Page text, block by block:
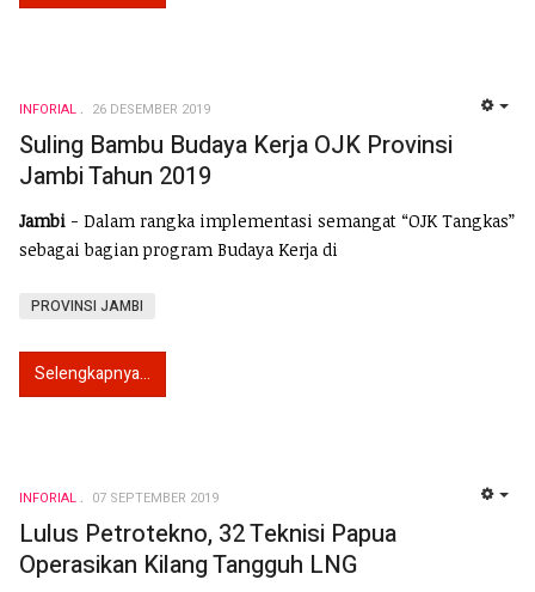
INFORIAL 26 DESEMBER 2019
Suling Bambu Budaya Kerja OJK Provinsi
Jambi Tahun 2019
Jambi - Dalam rangka implementasi semangat “OJK Tangkas”
sebagai bagian program Budaya Kerja di
PROVINSI JAMBI
Selengkapnya...
INFORIAL 07 SEPTEMBER 2019
Lulus Petrotekno, 32 Teknisi Papua
Operasikan Kilang Tangguh LNG